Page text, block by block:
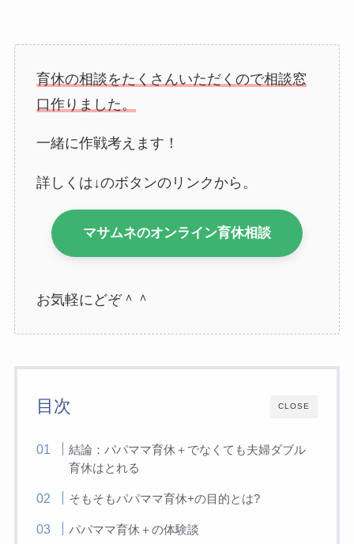
育休の相談をたくさんいただくので相談窓
口作りました。
一緒に作戦考えます！
詳しくは↓のボタンのリンクから。
マサムネのオンライン育休相談
お気軽にどぞ＾＾
CLOSE
目次
結論：パパママ育休＋でなくても夫婦ダブル
育休はとれる
そもそもパパママ育休+の目的とは?
パパママ育休＋の体験談